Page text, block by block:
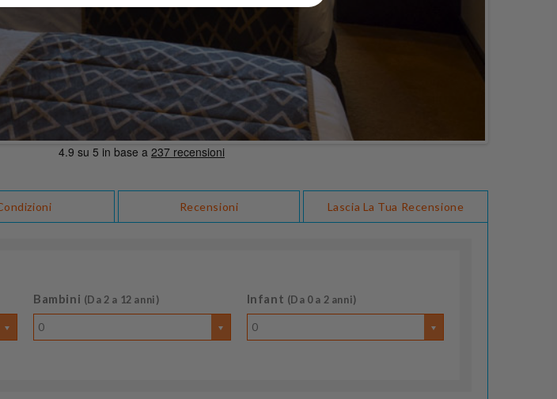
Recensioni Lascia La Tua Recensione
Bambini (Da 2 a 12 anni)
0
Infant (Da 0 a 2 anni)
0